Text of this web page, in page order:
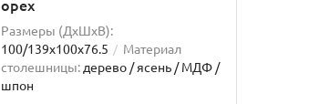
орех
Размеры (ДхШxВ):
100/139х100х76.5
Материал
столешницы: дерево / ясень / МДФ /
шпон